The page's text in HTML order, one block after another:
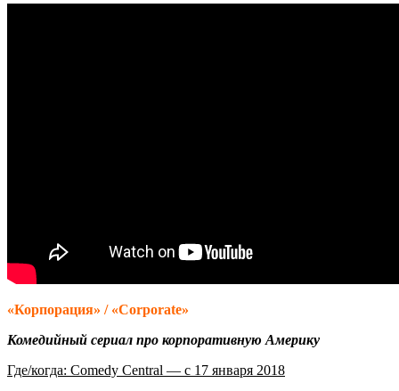
«Корпорация» / «Corporate»
Комедийный сериал про корпоративную Америку
Где/когда: Comedy Central — с 17 января 2018